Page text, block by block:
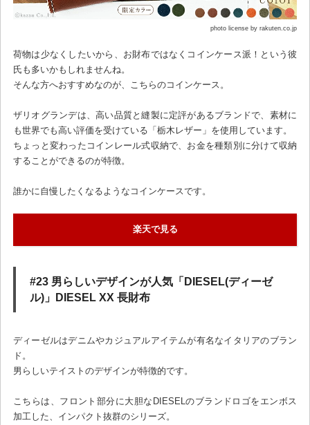
photo license by rakuten.co.jp
荷物は少なくしたいから、お財布ではなくコインケース派！という彼
氏も多いかもしれませんね。
そんな方へおすすめなのが、こちらのコインケース。
ザリオグランデは、高い品質と縫製に定評があるブランドで、素材に
も世界でも高い評価を受けている「栃木レザー」を使用しています。
ちょっと変わったコインレール式収納で、お金を種類別に分けて収納
することができるのが特徴。
誰かに自慢したくなるようなコインケースです。
楽天で見る
#23 男らしいデザインが人気「DIESEL(ディーゼ
ル)」DIESEL XX 長財布
ディーゼルはデニムやカジュアルアイテムが有名なイタリアのブラン
ド。
男らしいテイストのデザインが特徴的です。
こちらは、フロント部分に大胆なDIESELのブランドロゴをエンボス
加工した、インパクト抜群のシリーズ。